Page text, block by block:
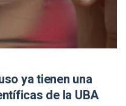
ya tienen una
de la UBA